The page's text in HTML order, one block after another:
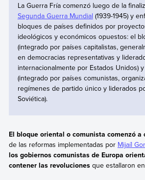
La Guerra Fría comenzó luego de la
Segunda Guerra Mundial (1939-1945) y
bloques de países definidos por
ideológicos y económicos opuestos: el
(integrado por países capitalistas,
en democracias representativas y
internacionalmente por Estados Unidos)
(integrado por países comunistas,
regímenes de partido único y liderados
Soviética).
El bloque oriental o comunista comenzó a
de las reformas implementadas por Mijaíl
los gobiernos comunistas de Europa
contener las revoluciones que estallaron